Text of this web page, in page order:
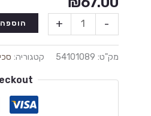
-
+
מק"ט: 54101089 קטגוריה: